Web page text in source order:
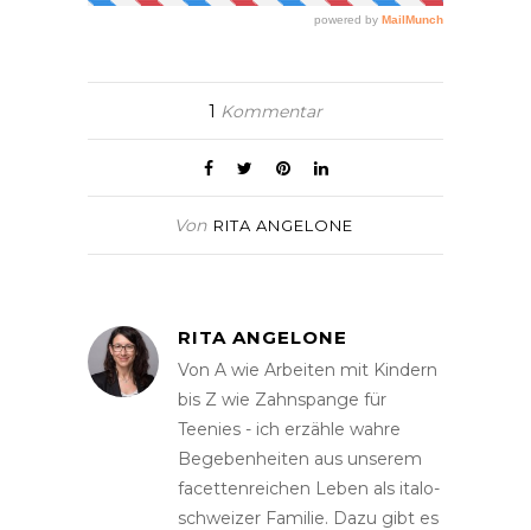
1 Kommentar
Von RITA ANGELONE
RITA ANGELONE
Von A wie Arbeiten mit Kindern
bis Z wie Zahnspange für
Teenies - ich erzähle wahre
Begebenheiten aus unserem
facettenreichen Leben als italo-
schweizer Familie. Dazu gibt es